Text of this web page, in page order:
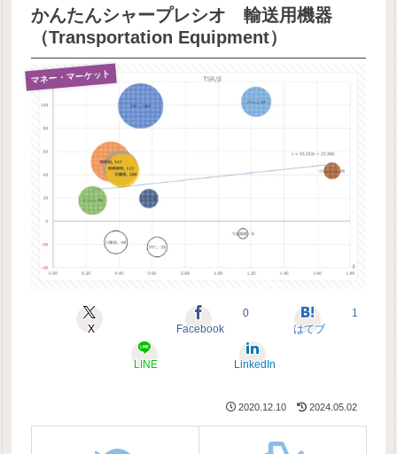
かんたんシャープレシオ 輸送用機器
（Transportation Equipment）
マネー・マーケット
X Facebook
0
はてブ
1
LINE LinkedIn
2020.12.10 2024.05.02